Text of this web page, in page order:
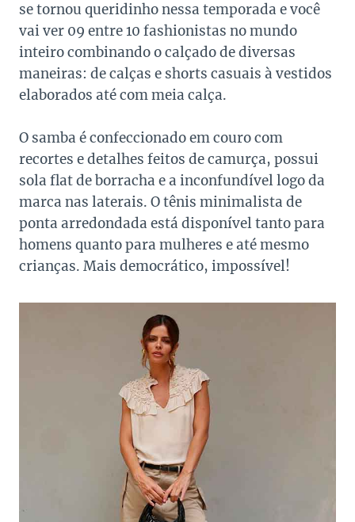
se tornou queridinho nessa temporada e você
vai ver 09 entre 10 fashionistas no mundo
inteiro combinando o calçado de diversas
maneiras: de calças e shorts casuais à vestidos
elaborados até com meia calça.
O samba é confeccionado em couro com
recortes e detalhes feitos de camurça, possui
sola flat de borracha e a inconfundível logo da
marca nas laterais. O tênis minimalista de
ponta arredondada está disponível tanto para
homens quanto para mulheres e até mesmo
crianças. Mais democrático, impossível!